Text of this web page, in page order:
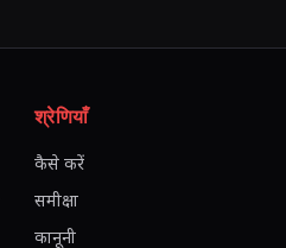
श्रेणियाँ
कैसे करें
समीक्षा
कानूनी